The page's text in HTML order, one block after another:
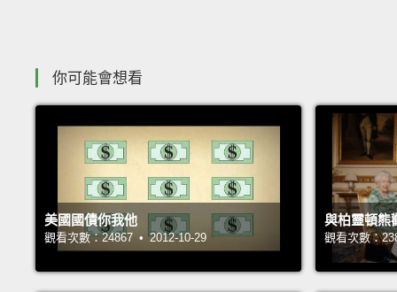
你可能會想看
美國國債你我他
觀看次數：24867 • 2012-10-29
與柏靈頓熊
觀看次數：